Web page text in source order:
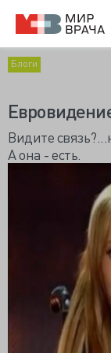
Блоги
Видите
А она - есть.